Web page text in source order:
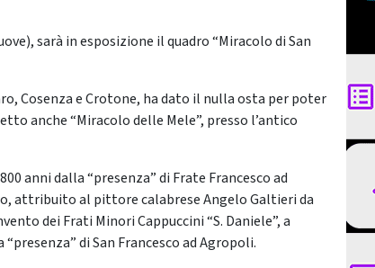
sarà in esposizione il quadro “Miracolo di San
Cosenza e Crotone, ha dato il nulla osta per poter
anche “Miracolo delle Mele”, presso l’antico
anni dalla “presenza” di Frate Francesco ad
attribuito al pittore calabrese Angelo Galtieri da
dei Frati Minori Cappuccini “S. Daniele”, a
di San Francesco ad Agropoli.